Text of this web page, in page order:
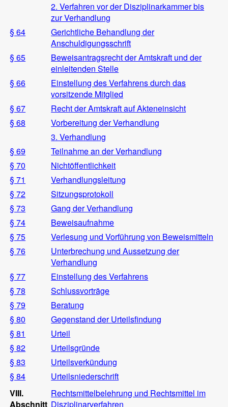
2. Verfahren vor der Disziplinarkammer bis
zur Verhandlung
§ 64
Gerichtliche Behandlung der
Anschuldigungsschrift
§ 65
Beweisantragsrecht der Amtskraft und der
einleitenden Stelle
§ 66
Einstellung des Verfahrens durch das
vorsitzende Mitglied
§ 67
Recht der Amtskraft auf Akteneinsicht
§ 68
Vorbereitung der Verhandlung
3. Verhandlung
§ 69
Teilnahme an der Verhandlung
§ 70
Nichtöffentlichkeit
§ 71
Verhandlungsleitung
§ 72
Sitzungsprotokoll
§ 73
Gang der Verhandlung
§ 74
Beweisaufnahme
§ 75
Verlesung und Vorführung von Beweismitteln
§ 76
Unterbrechung und Aussetzung der
Verhandlung
§ 77
Einstellung des Verfahrens
§ 78
Schlussvorträge
§ 79
Beratung
§ 80
Gegenstand der Urteilsfindung
§ 81
Urteil
§ 82
Urteilsgründe
§ 83
Urteilsverkündung
§ 84
Urteilsniederschrift
VIII.
Abschnitt
Rechtsmittelbelehrung und Rechtsmittel im
Disziplinarverfahren